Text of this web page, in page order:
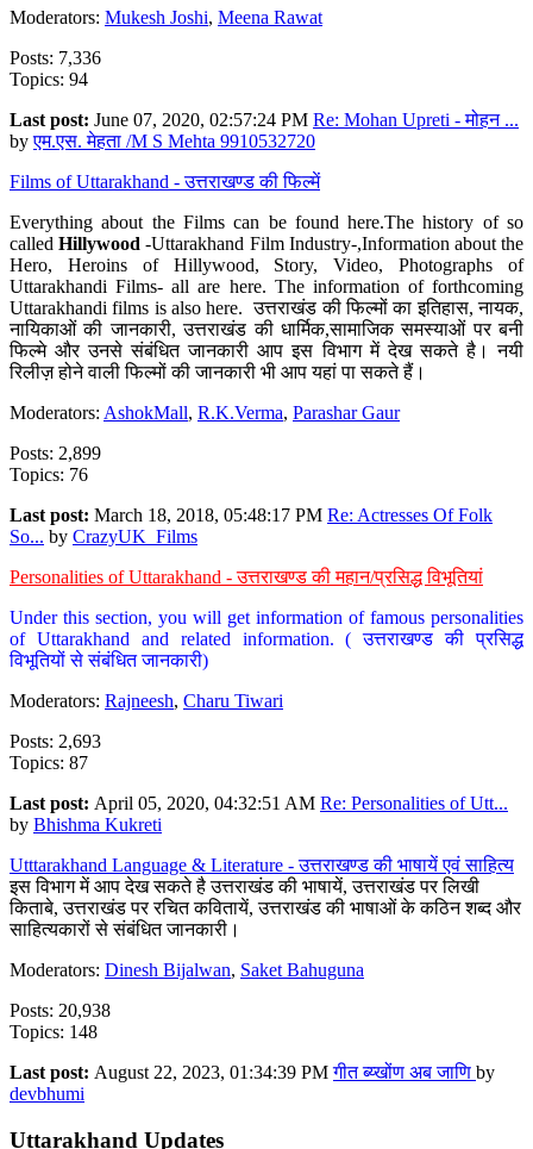
Moderators: Mukesh Joshi, Meena Rawat
Posts: 7,336
Topics: 94
Last post: June 07, 2020, 02:57:24 PM Re: Mohan Upreti - मोहन ...
byएम.एस. मेहता /M S Mehta 9910532720
Films of Uttarakhand - उत्तराखण्ड की फिल्में
Everything about the Films can be found here.The history of so
calledHillywood-Uttarakhand Film Industry-,Information about the
Hero, Heroins of Hillywood, Story, Video, Photographs of
Uttarakhandi Films- all are here. The information of forthcoming
Uttarakhandi films is also here. उत्तराखंड की फिल्मों का इतिहास, नायक,
नायिकाओं की जानकारी, उत्तराखंड की धार्मिक,सामाजिक समस्याओं पर बनी
फिल्मे और उनसे संबंधित जानकारी आप इस विभाग में देख सकते है। नयी
रिलीज़ होने वाली फिल्मों की जानकारी भी आप यहां पा सकते हैं।
Moderators: AshokMall, R.K.Verma, Parashar Gaur
Posts: 2,899
Topics: 76
Last post: March 18, 2018, 05:48:17 PM Re: Actresses Of Folk
So... by CrazyUK_Films
Personalities of Uttarakhand - उत्तराखण्ड की महान/प्रसिद्ध विभूतियां
Under this section, you will get information of famous personalities
of Uttarakhand and related information. ( उत्तराखण्ड की प्रसिद्ध
विभूतियों से संबंधित जानकारी)
Moderators: Rajneesh, Charu Tiwari
Posts: 2,693
Topics: 87
Last post: April 05, 2020, 04:32:51 AM Re: Personalities of Utt...
by Bhishma Kukreti
Utttarakhand Language & Literature - उत्तराखण्ड की भाषायें एवं साहित्य
इस विभाग में आप देख सकते है उत्तराखंड की भाषायें, उत्तराखंड पर लिखी
किताबे, उत्तराखंड पर रचित कवितायें, उत्तराखंड की भाषाओं के कठिन शब्द और
साहित्यकारों से संबंधित जानकारी।
Moderators: Dinesh Bijalwan, Saket Bahuguna
Posts: 20,938
Topics: 148
Last post: August 22, 2023, 01:34:39 PMगीत ब्य्खोंण अब जाणि by
devbhumi
Uttarakhand Updates